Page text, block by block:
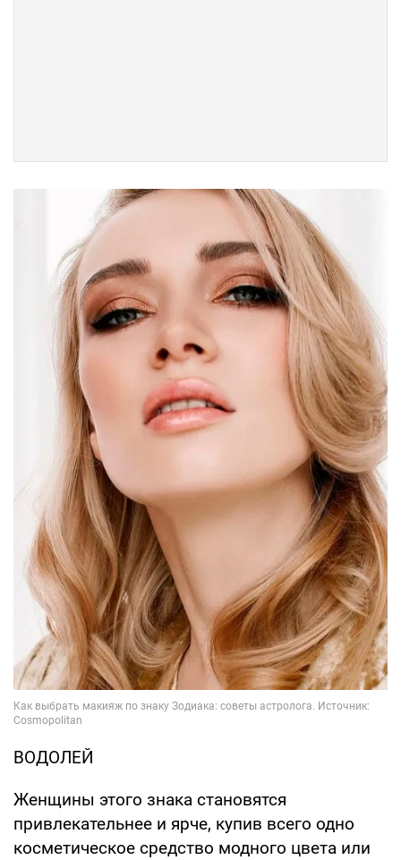
ВОДОЛЕЙ
Женщины этого знака становятся
привлекательнее и ярче, купив всего одно
косметическое средство модного цвета или